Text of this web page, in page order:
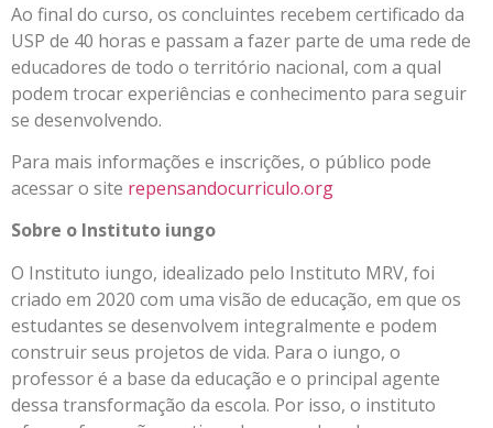
Ao final do curso, os concluintes recebem certificado da
USP de 40 horas e passam a fazer parte de uma rede de
educadores de todo o território nacional, com a qual
podem trocar experiências e conhecimento para seguir
se desenvolvendo.
Para mais informações e inscrições, o público pode
acessar o site repensandocurriculo.org
Sobre o Instituto iungo
O Instituto iungo, idealizado pelo Instituto MRV, foi
criado em 2020 com uma visão de educação, em que os
estudantes se desenvolvem integralmente e podem
construir seus projetos de vida. Para o iungo, o
professor é a base da educação e o principal agente
dessa transformação da escola. Por isso, o instituto